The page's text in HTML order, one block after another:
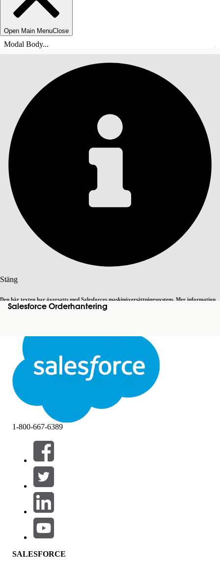
Open Main MenuClose
Modal Body...
Stäng
Den här texten har översatts med Salesforces maskinöversättningssystem. Mer information
. Byt till engelska Inte nu
StängStäng
Salesforce Orderhantering
Innehållsförteckningar
INNEHÅLLSFÖRTECKNINGAR
Filter (0)
VÄLJ FILTER
Produktområde
Funktionspåverkan
1-800-667-6389
SALESFORCE